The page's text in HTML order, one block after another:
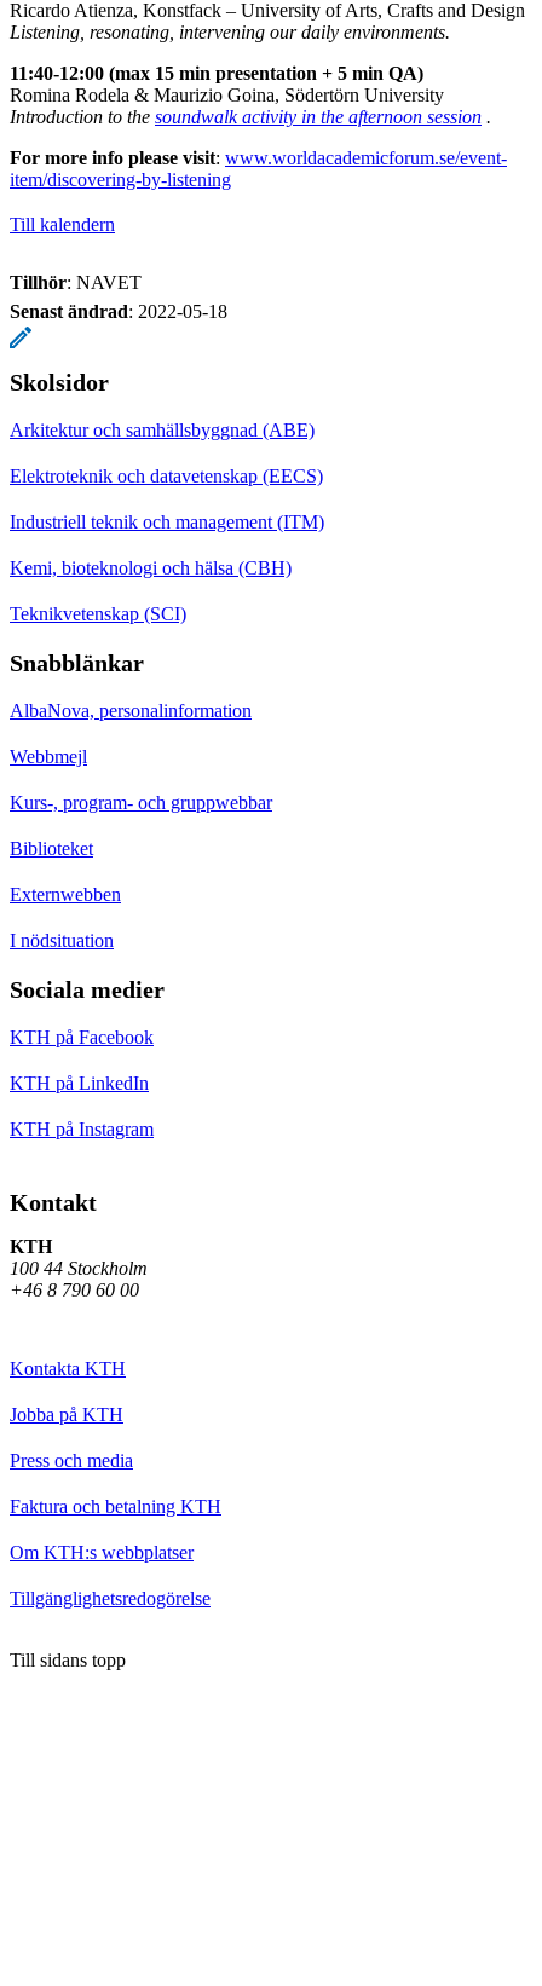
Ricardo Atienza, Konstfack – University of Arts, Crafts and Design
Listening, resonating, intervening our daily environments.
11:40-12:00 (max 15 min presentation + 5 min QA)
Romina Rodela & Maurizio Goina, Södertörn University
Introduction to the soundwalk activity in the afternoon session .
For more info please visit: www.worldacademicforum.se/event-
item/discovering-by-listening
Till kalendern
Tillhör: NAVET
Senast ändrad: 2022-05-18
Skolsidor
Arkitektur och samhällsbyggnad (ABE)
Elektroteknik och datavetenskap (EECS)
Industriell teknik och management (ITM)
Kemi, bioteknologi och hälsa (CBH)
Teknikvetenskap (SCI)
Snabblänkar
AlbaNova, personalinformation
Webbmejl
Kurs-, program- och gruppwebbar
Biblioteket
Externwebben
I nödsituation
Sociala medier
KTH på Facebook
KTH på LinkedIn
KTH på Instagram
Kontakt
KTH
100 44 Stockholm
+46 8 790 60 00
Kontakta KTH
Jobba på KTH
Press och media
Faktura och betalning KTH
Om KTH:s webbplatser
Tillgänglighetsredogörelse
Till sidans topp